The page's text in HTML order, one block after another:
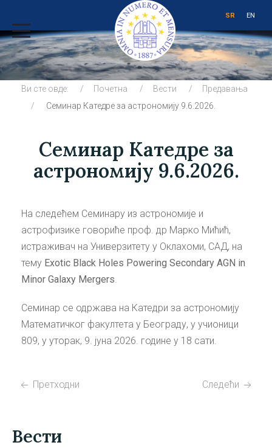
SR EN
Ви сте овде: Почетна Вести
Предавања
Семинар Катедре за астрономију 9.6.2026.
Семинар Катедре за
астрономију 9.6.2026.
На следећем Семинару из астрономије и
астрофизике говориће проф. др Марко Мићић,
истраживач на Универзитету у Оклахоми, САД, на
тему Exotic Black Holes Powering Secondary AGN in
Minor Galaxy Mergers.
Семинар се одржава на Катедри за астрономију
Математичког факултета у Београду, у учионици
809, у уторак, 9. јуна 2026. године у 18 сати.
Претходни Следећи
Вести